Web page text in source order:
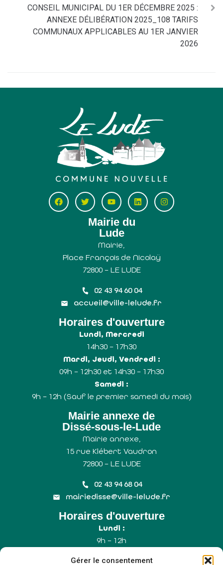
Gérer le consentement
CONSEIL MUNICIPAL DU 1ER DÉCEMBRE 2025 :
ANNEXE DÉLIBÉRATION 2025_108 TARIFS
COMMUNAUX APPLICABLES AU 1ER JANVIER
2026
Mairie du
Lude
Mairie,
Place François de Nicolaÿ
72800 – LE LUDE
02 43 94 60 04
accueil@ville-lelude.fr
Horaires d'ouverture
Lundi, Mercredi
14h30 – 17h30
Mardi, Jeudi, Vendredi :
09h – 12h30 et 14h30 – 17h30
Samedi :
9h – 12h (Sauf le premier samedi du mois)
Mairie annexe de
Dissé-sous-le-Lude
Mairie annexe,
15 rue Klébert Vaudron
72800 – LE LUDE
02 43 94 68 04
mairiedisse@ville-lelude.fr
Horaires d'ouverture
Lundi :
9h – 12h